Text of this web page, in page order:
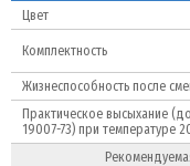
Цвет
Комплектность
Жизнеспособность после
Практическое высыхание
19007-73) при температуре